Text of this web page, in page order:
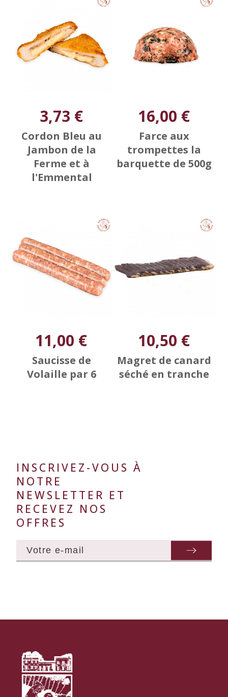
3,73 €
Cordon Bleu au
Jambon de la
Ferme et à
l'Emmental
16,00 €
Farce aux
trompettes la
barquette de 500g
11,00 €
Saucisse de
Volaille par 6
10,50 €
Magret de canard
séché en tranche
INSCRIVEZ-VOUS À
NOTRE
NEWSLETTER ET
RECEVEZ NOS
OFFRES